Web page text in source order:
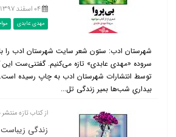
۰۴ اسفند ۱۳۹۷ |
مهدی عابدی
شهرستان ادب: ستون شعر سایت شهرستان ادب را
سروده «مهدی عابدی» تازه می‌کنیم. گفتنی‌ست این
توسط انتشارات شهرستان ادب به چاپ رسیده
بیداریِ شب‌ها بمیر زندگی تل...
از کتاب تازه
زندگی‌